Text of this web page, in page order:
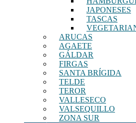
JAPONESES
TASCAS
ARUCAS
AGAETE
GÁLDAR
FIRGAS
SANTA BRÍGIDA
TELDE
TEROR
VALLESECO
VALSEQUILLO
ZONA SUR